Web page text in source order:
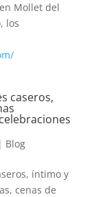
Mollet del
los
caseros,
Blog
íntimo y
cenas de